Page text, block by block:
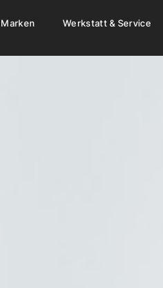
Marken Werkstatt & Service